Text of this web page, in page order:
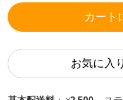
カート
お気に入